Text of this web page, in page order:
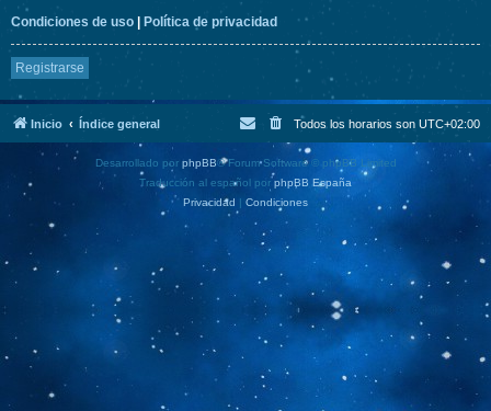
Condiciones de uso | Política de privacidad
Registrarse
Inicio Índice general Todos los horarios son UTC+02:00
Desarrollado por phpBB® Forum Software © phpBB Limited
Traducción al español porphpBB España
Privacidad | Condiciones